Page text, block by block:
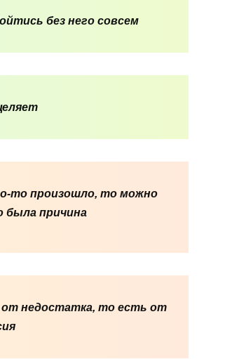
без него совсем
то произошло, то можно
была причина
от недостатка, то есть от